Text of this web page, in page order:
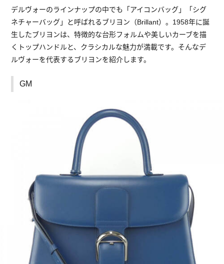
デルヴォーのラインナップの中でも「アイコンバッグ」「シグ
ネチャーバッグ」と呼ばれるブリヨン（Brillant）。1958年に誕
生したブリヨンは、特徴的な台形フォルムや美しいカーブを描
くトップハンドルと、クラシカルな魅力が満載です。そんなデ
ルヴォーを代表するブリヨンを紹介します。
GM